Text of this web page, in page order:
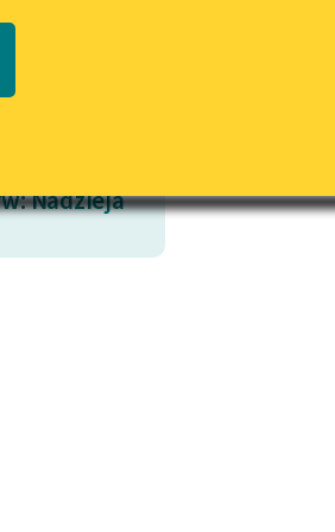
PDF
wrażliwych
Deklaracja dostępności
Nadzieja